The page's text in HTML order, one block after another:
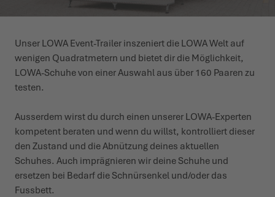
LOWA PROFESSIONAL
LOWA PROFESSIONAL
PODCAST
PERS
JOUW CARRIÈRE
Unser LOWA Event-Trailer inszeniert die LOWA Welt auf
wenigen Quadrat­metern und bietet dir die Möglichkeit,
LOWA-Schuhe von einer Auswahl aus über 160 Paaren zu
testen.
Ausserdem wirst du durch einen unserer LOWA-Experten
kompetent beraten und wenn du willst, kontrolliert dieser
den Zustand und die Abnützung deines aktuellen
Schuhes. Auch imprä­gnieren wir deine Schuhe und
ersetzen bei Bedarf die Schnür­senkel und/oder das
Fussbett.